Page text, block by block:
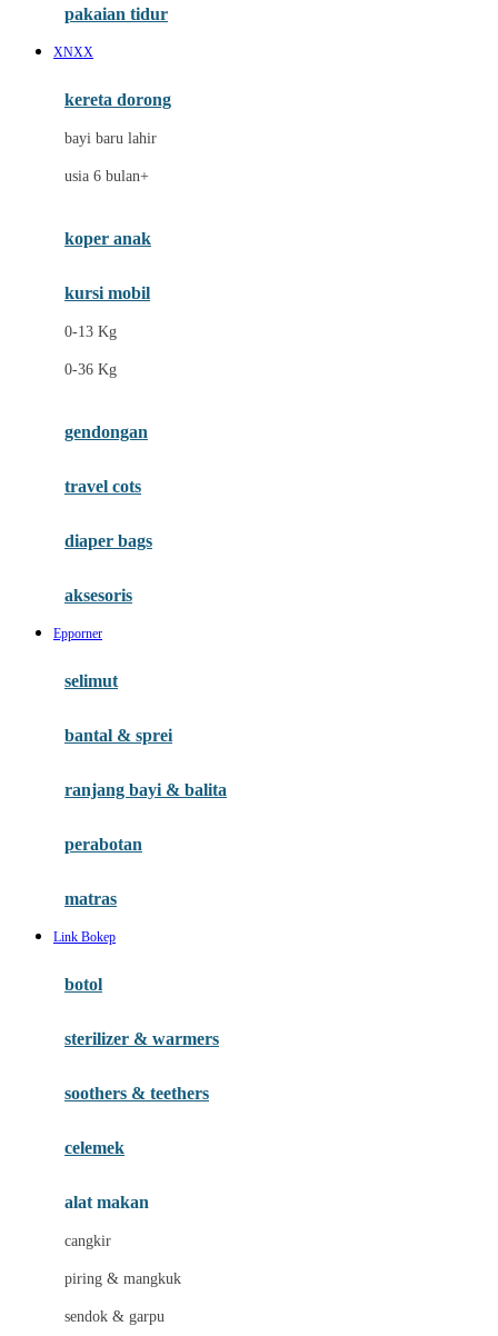
Drew
E
ELC
Ergobaby
Ezyroller
F
Felt So Sweet
Fisher Price
Gb
Habbie
Haenim
Hauck
Havaianas
Hybrid
I
Inlacta DHA
Ivenet
pakaian tidur
XNXX
kereta dorong
bayi baru lahir
usia 6 bulan+
koper anak
kursi mobil
0-13 Kg
0-36 Kg
gendongan
travel cots
diaper bags
aksesoris
Epporner
selimut
bantal & sprei
ranjang bayi & balita
perabotan
matras
Link Bokep
botol
sterilizer & warmers
soothers & teethers
celemek
alat makan
cangkir
piring & mangkuk
sendok & garpu